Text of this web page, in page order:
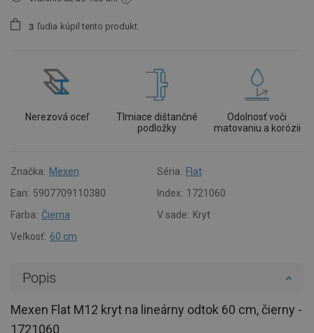
3 ľudia kúpil tento produkt.
Nerezová oceľ
Tlmiace dištančné
podložky
Odolnosť voči
matovaniu a korózii
Značka: Mexen Séria: Flat
Ean: 5907709110380 Index: 1721060
Farba: Čierna V sade: Kryt
Veľkosť: 60 cm
Popis
Mexen Flat M12 kryt na lineárny odtok 60 cm, čierny -
1721060